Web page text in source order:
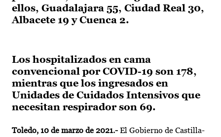
ellos, Guadalajara 55, Ciudad Real 30,
Albacete 19 y Cuenca 2.
Los hospitalizados en cama
convencional por COVID-19 son 178,
mientras que los ingresados en
Unidades de Cuidados Intensivos que
necesitan respirador son 69.
Toledo, 10 de marzo de 2021.- El Gobierno de Castilla-